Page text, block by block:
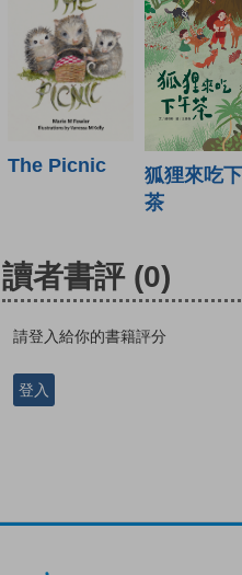
The Picnic
狐狸來吃
茶
讀者書評 (0)
請登入給你的書籍評分
登入